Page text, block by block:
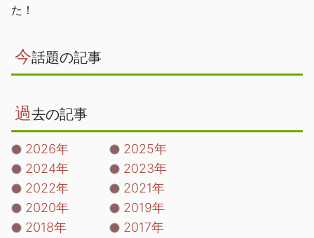
た！
今話題の記事
過去の記事
2026年
2025年
2024年
2023年
2022年
2021年
2020年
2019年
2018年
2017年